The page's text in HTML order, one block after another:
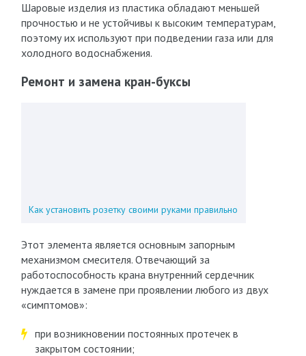
Шаровые изделия из пластика обладают меньшей
прочностью и не устойчивы к высоким температурам,
поэтому их используют при подведении газа или для
холодного водоснабжения.
Ремонт и замена кран-буксы
Как установить розетку своими руками правильно
Этот элемента является основным запорным
механизмом смесителя. Отвечающий за
работоспособность крана внутренний сердечник
нуждается в замене при проявлении любого из двух
«симптомов»:
при возникновении постоянных протечек в
закрытом состоянии;